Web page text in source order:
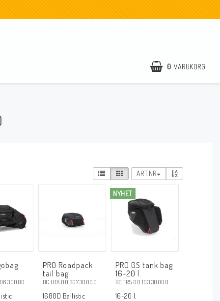
0 VARUKORG
ART.NR
PRO Roadpack
tail bag
BC.HTA.00.307.30000
1680D Ballistic
NYHET
PRO GS tank bag
16-20 l.
BC.TRS.00.103.30000
16-20 l.